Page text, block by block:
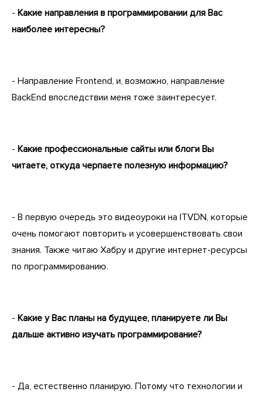
- Какие направления в программировании для Вас
наиболее интересны?
- Направление Frontend, и, возможно, направление
BackEnd впоследствии меня тоже заинтересует.
- Какие профессиональные сайты или блоги Вы
читаете, откуда черпаете полезную информацию?
- В первую очередь это видеоуроки на ITVDN, которые
очень помогают повторить и усовершенствовать свои
знания. Также читаю Хабру и другие интернет-ресурсы
по программированию.
- Какие у Вас планы на будущее, планируете ли Вы
дальше активно изучать программирование?
- Да, естественно планирую. Потому что технологии и